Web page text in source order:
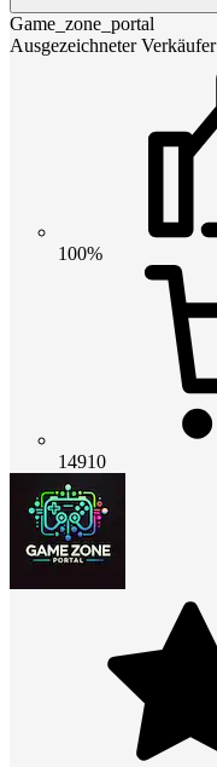
Game_zone_portal
Ausgezeichneter Verkäufer
100%
14910